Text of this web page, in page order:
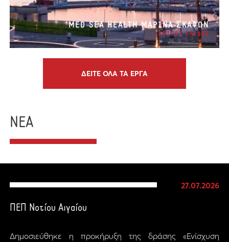
MED SEA HEALTH ΜΑΡΙΝΑ ΣΚΑΦΩΝ
ΛΟΙΠΟΙ ΚΛΑΔΟΙ
ΔΕΙΤΕ ΟΛΑ ΤΑ ΕΡΓΑ
ΝΕΑ
27.07.2026
ΠΕΠ Νοτίου Αιγαίου
Δημοσιεύθηκε η προκήρυξη της δράσης «Ενίσχυση